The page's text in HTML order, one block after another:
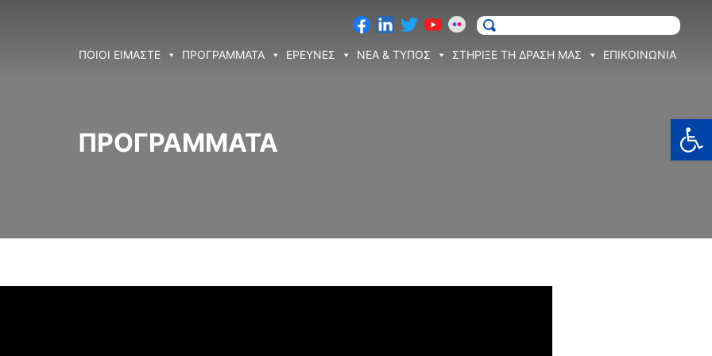
ΠΟΙΟΙ ΕΙΜΑΣΤΕ ΠΡΟΓΡΑΜΜΑΤΑ ΕΡΕΥΝΕΣ ΝΕΑ & ΤΥΠΟΣ ΣΤΗΡΙΞΕ ΤΗ ΔΡΑΣΗ ΜΑΣ ΕΠΙΚΟΙΝΩΝΙΑ
ΠΡΟΓΡΑΜΜΑΤΑ